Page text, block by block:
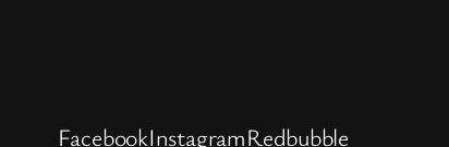
FacebookInstagramRedbubble